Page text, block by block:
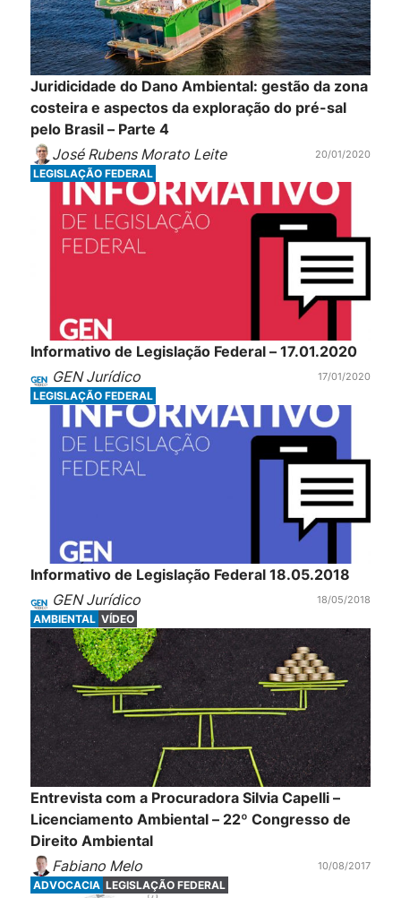
Juridicidade do Dano Ambiental: gestão da zona
costeira e aspectos da exploração do pré-sal
pelo Brasil – Parte 4
José Rubens Morato Leite
20/01/2020
LEGISLAÇÃO FEDERAL
Informativo de Legislação Federal – 17.01.2020
GEN Jurídico
17/01/2020
LEGISLAÇÃO FEDERAL
Informativo de Legislação Federal 18.05.2018
GEN Jurídico
18/05/2018
AMBIENTAL VÍDEO
Entrevista com a Procuradora Silvia Capelli –
Licenciamento Ambiental – 22º Congresso de
Direito Ambiental
Fabiano Melo
10/08/2017
ADVOCACIA LEGISLAÇÃO FEDERAL